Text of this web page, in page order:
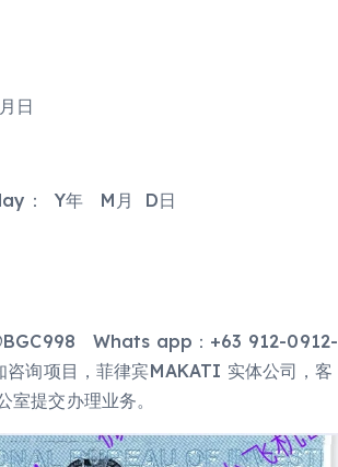
： Y年 M月 D日
Whats app：+63 912-0912-
询项目，菲律宾MAKATI 实体公司，客
提交办理业务。